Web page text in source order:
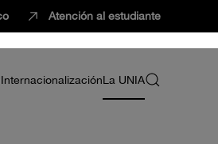
Atención al estudiante
InternacionalizaciónLa UNIA